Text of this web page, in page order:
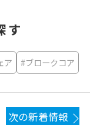
す
ア #ブロークコア
次の新着情報